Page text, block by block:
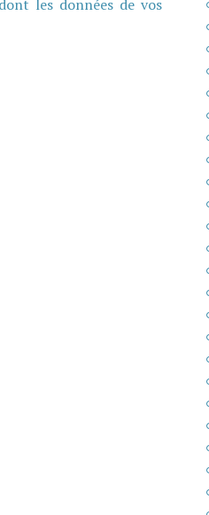
les données de vos